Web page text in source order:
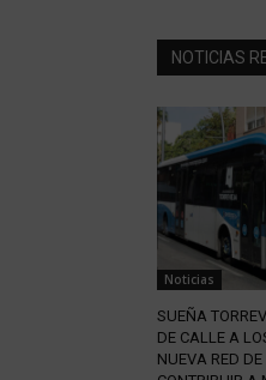
NOTICIAS
Noticias
SUEÑA
DE CALLE A
NUEVA RED